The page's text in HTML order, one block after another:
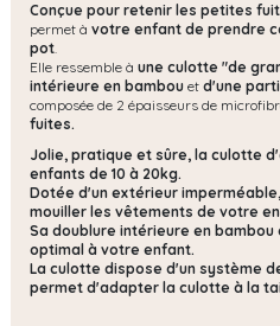
Conçue pour retenir les petites
permet à votre enfant de prendre
pot.
Elle ressemble à une culotte "de
intérieure en bambou et d'une
composée de 2 épaisseurs de
fuites.
Jolie, pratique et sûre, la culotte
enfants de 10 à 20kg.
Dotée d'un extérieur
mouiller les vêtements de votre
Sa doublure intérieure en
optimal à votre enfant.
La culotte dispose d'un système
permet d'adapter la culotte à la